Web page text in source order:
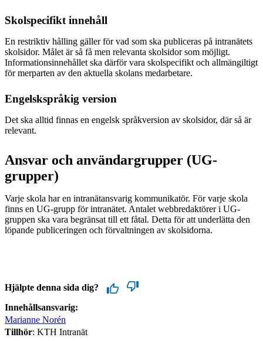
Skolspecifikt innehåll
En restriktiv hålling gäller för vad som ska publiceras på intranätets
skolsidor. Målet är så få men relevanta skolsidor som möjligt.
Informationsinnehållet ska därför vara skolspecifikt och allmängiltigt
för merparten av den aktuella skolans medarbetare.
Engelskspråkig version
Det ska alltid finnas en engelsk språkversion av skolsidor, där så är
relevant.
Ansvar och användargrupper (UG-
grupper)
Varje skola har en intranätansvarig kommunikatör. För varje skola
finns en UG-grupp för intranätet. Antalet webbredaktörer i UG-
gruppen ska vara begränsat till ett fåtal. Detta för att underlätta den
löpande publiceringen och förvaltningen av skolsidorna.
Hjälpte denna sida dig?
Innehållsansvarig:
Marianne Norén
Tillhör: KTH Intranät